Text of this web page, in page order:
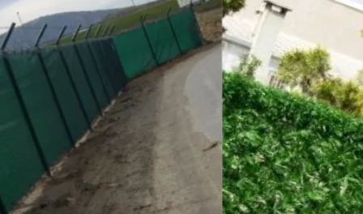
Cam sosyal
Kına Gecesi genel blog
Sigorta Veteriner
kadınlar ve takı sağlık
Spor Malzemeleri